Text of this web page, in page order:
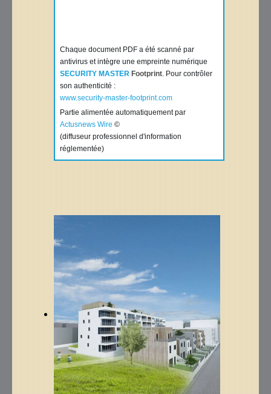
Chaque document PDF a été scanné par
antivirus et intègre une empreinte numérique
SECURITY MASTER Footprint. Pour contrôler
son authenticité :
www.security-master-footprint.com
Partie alimentée automatiquement par
Actusnews Wire ©
(diffuseur professionnel d'information
réglementée)